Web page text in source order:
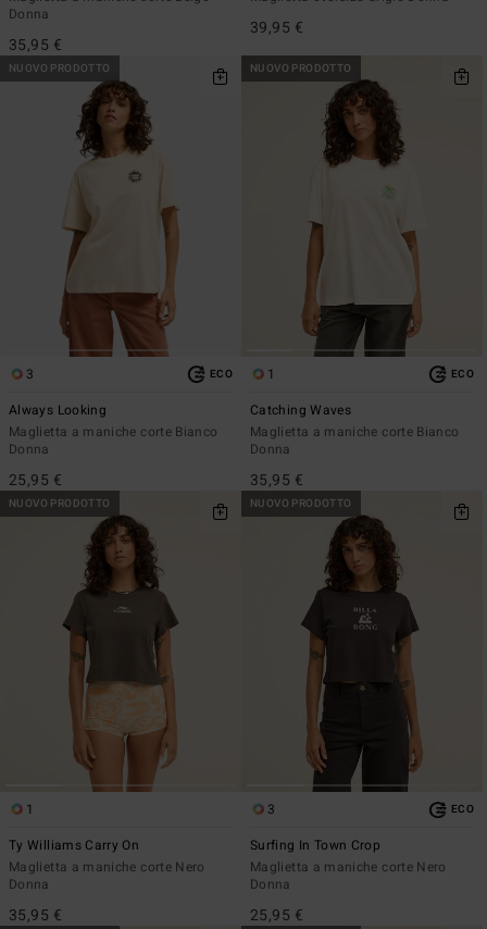
Donna
35,95 €
39,95 €
NUOVO PRODOTTO
3 ECO
Always Looking
Maglietta a maniche corte Bianco
Donna
25,95 €
NUOVO PRODOTTO
1 ECO
Catching Waves
Maglietta a maniche corte Bianco
Donna
35,95 €
NUOVO PRODOTTO
1
Ty Williams Carry On
Maglietta a maniche corte Nero
Donna
35,95 €
NUOVO PRODOTTO
3 ECO
Surfing In Town Crop
Maglietta a maniche corte Nero
Donna
25,95 €